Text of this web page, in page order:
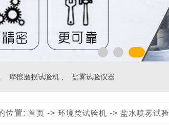
摩擦磨损试验机 盐雾试验仪器
位置: 首页 -> 环境类试验机 -> 盐水喷雾试验